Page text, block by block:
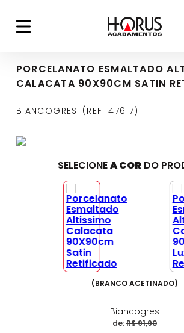
PORCELANATO ESMALTADO
CALACATA 90X90CM SATIN
BIANCOGRES REF:47617
SELECIONEA COR DO
(BRANCO ACETINADO)
Biancogres
de:R$91,90